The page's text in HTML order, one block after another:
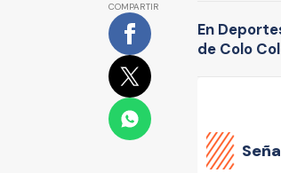
COMPARTIR
En
de Colo